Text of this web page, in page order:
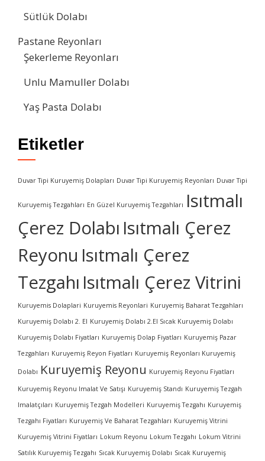
Sütlük Dolabı
Pastane Reyonları
Şekerleme Reyonları
Unlu Mamuller Dolabı
Yaş Pasta Dolabı
Etiketler
Duvar Tipi Kuruyemiş Dolapları Duvar Tipi Kuruyemiş Reyonları Duvar Tipi
Kuruyemiş Tezgahları En Güzel Kuruyemiş Tezgahları Isıtmalı
Çerez Dolabı Isıtmalı Çerez
Reyonu Isıtmalı Çerez
Tezgahı Isıtmalı Çerez Vitrini
Kuruyemis Dolaplari Kuruyemis Reyonlari Kuruyemiş Baharat Tezgahları
Kuruyemiş Dolabı 2. El Kuruyemiş Dolabı 2.El Sıcak Kuruyemiş Dolabı
Kuruyemiş Dolabı Fiyatları Kuruyemiş Dolap Fiyatları Kuruyemiş Pazar
Tezgahları Kuruyemiş Reyon Fiyatları Kuruyemiş Reyonları Kuruyemiş
Dolabı Kuruyemiş Reyonu Kuruyemiş Reyonu Fiyatları
Kuruyemiş Reyonu Imalat Ve Satışı Kuruyemiş Standı Kuruyemiş Tezgah
Imalatçıları Kuruyemiş Tezgah Modelleri Kuruyemiş Tezgahı Kuruyemiş
Tezgahı Fiyatları Kuruyemiş Ve Baharat Tezgahları Kuruyemiş Vitrini
Kuruyemiş Vitrini Fiyatları Lokum Reyonu Lokum Tezgahı Lokum Vitrini
Satılık Kuruyemiş Tezgahı Sıcak Kuruyemiş Dolabı Sıcak Kuruyemiş